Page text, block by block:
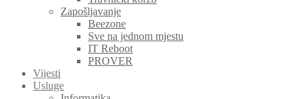
Zapošljavanje
Beezone
Sve na jednom mjestu
IT Reboot
PROVER
Vijesti
Usluge